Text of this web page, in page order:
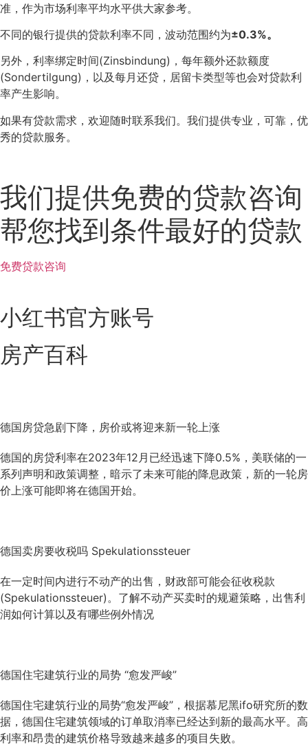
准，作为市场利率平均水平供大家参考。
不同的银行提供的贷款利率不同，波动范围约为±0.3%。
另外，利率绑定时间(Zinsbindung)，每年额外还款额度
(Sondertilgung)，以及每月还贷，居留卡类型等也会对贷款利
率产生影响。
如果有贷款需求，欢迎随时联系我们。我们提供专业，可靠，优
秀的贷款服务。
我们提供免费的贷款咨询
帮您找到条件最好的贷款
免费贷款咨询
小红书官方账号
房产百科
德国房贷急剧下降，房价或将迎来新一轮上涨
德国的房贷利率在2023年12月已经迅速下降0.5%，美联储的一
系列声明和政策调整，暗示了未来可能的降息政策，新的一轮房
价上涨可能即将在德国开始。
德国卖房要收税吗 Spekulationssteuer
在一定时间内进行不动产的出售，财政部可能会征收税款
(Spekulationssteuer)。了解不动产买卖时的规避策略，出售利
润如何计算以及有哪些例外情况
德国住宅建筑行业的局势 “愈发严峻”
德国住宅建筑行业的局势“愈发严峻”，根据慕尼黑ifo研究所的数
据，德国住宅建筑领域的订单取消率已经达到新的最高水平。高
利率和昂贵的建筑价格导致越来越多的项目失败。